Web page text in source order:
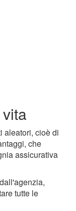
aleatori, cioè di
che
assicurativa
tutte le